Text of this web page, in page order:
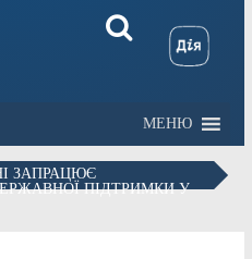
МЕНЮ
ЗАПРАЦЮЄ
ПІДТРИМКИ У